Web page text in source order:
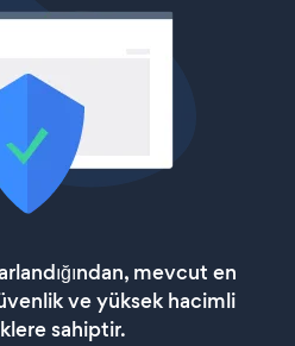
mevcut en
ve yüksek hacimli
sahiptir.